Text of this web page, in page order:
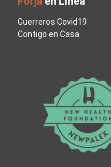
Guerreros Covid19
Contigo en Casa